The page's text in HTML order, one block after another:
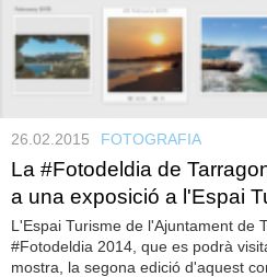
26.02.2015 FOTOGRAFIA
La #Fotodeldia de
a una exposició a l'Espai
L'Espai Turisme de l'Ajuntament de
#Fotodeldia 2014, que es podrà
mostra, la segona edició d'aquest